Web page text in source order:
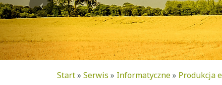
Start» Serwis » Informatyczne» Produkcja